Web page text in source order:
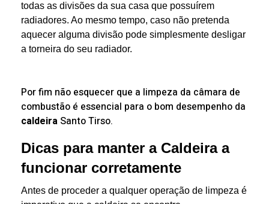
todas as divisões da sua casa que possuírem
radiadores. Ao mesmo tempo, caso não pretenda
aquecer alguma divisão pode simplesmente desligar
a torneira do seu radiador.
Por fim não esquecer que a limpeza da câmara de
combustão é essencial para o bom desempenho da
caldeira Santo Tirso.
Dicas para manter a Caldeira a
funcionar corretamente
Antes de proceder a qualquer operação de limpeza é